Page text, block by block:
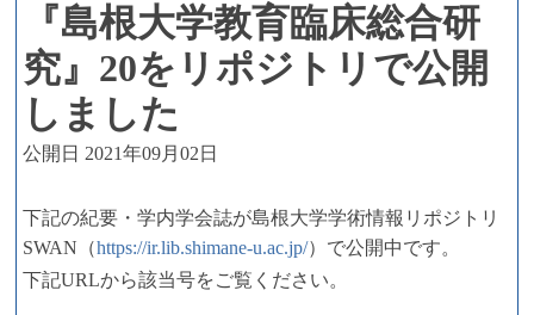
『島根大学教育臨床総合研
究』20をリポジトリで公開
しました
公開日 2021年09月02日
下記の紀要・学内学会誌が島根大学学術情報リポジトリ
SWAN（https://ir.lib.shimane-u.ac.jp/）で公開中です。
下記URLから該当号をご覧ください。